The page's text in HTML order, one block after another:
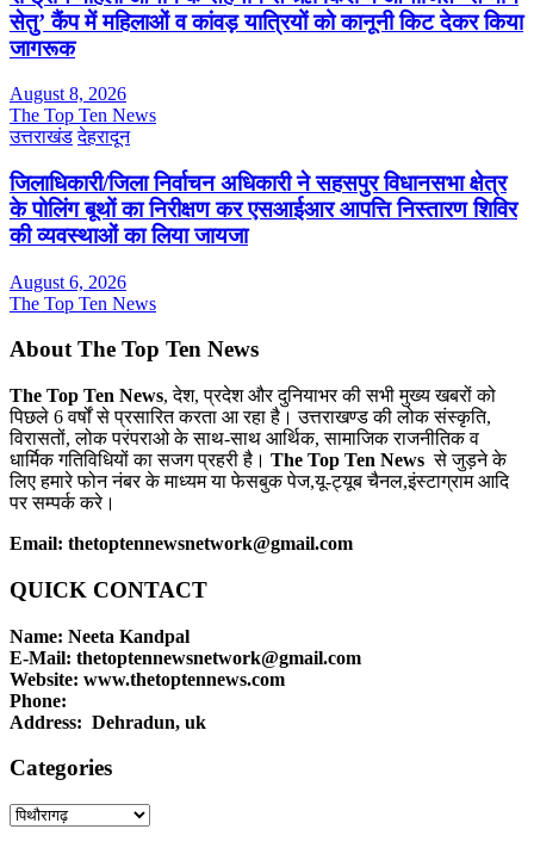
सेतु’ कैंप में महिलाओं व कांवड़ यात्रियों को कानूनी किट देकर किया
जागरूक
August 8, 2026
The Top Ten News
उत्तराखंड देहरादून
जिलाधिकारी/जिला निर्वाचन अधिकारी ने सहसपुर विधानसभा क्षेत्र
के पोलिंग बूथों का निरीक्षण कर एसआईआर आपत्ति निस्तारण शिविर
की व्यवस्थाओं का लिया जायजा
August 6, 2026
The Top Ten News
About The Top Ten News
The Top Ten News, देश, प्रदेश और दुनियाभर की सभी मुख्य खबरों को
पिछले 6 वर्षों से प्रसारित करता आ रहा है। उत्तराखण्ड की लोक संस्कृति,
विरासतों, लोक परंपराओ के साथ-साथ आर्थिक, सामाजिक राजनीतिक व
धार्मिक गतिविधियों का सजग प्रहरी है। The Top Ten News से जुड़ने के
लिए हमारे फोन नंबर के माध्यम या फेसबुक पेज,यू-ट्यूब चैनल,इंस्टाग्राम आदि
पर सम्पर्क करे।
Email: thetoptennewsnetwork@gmail.com
QUICK CONTACT
Name: Neeta Kandpal
E-Mail: thetoptennewsnetwork@gmail.com
Website: www.thetoptennews.com
Phone:
Address: Dehradun, uk
Categories
Categories